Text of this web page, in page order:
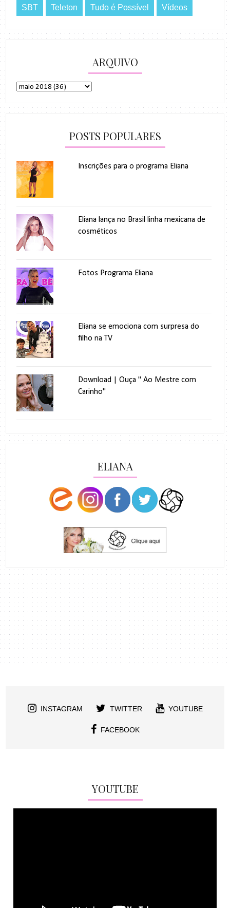
SBT Teleton Tudo é Possível Vídeos
ARQUIVO
POSTS POPULARES
Inscrições para o programa Eliana
Eliana lança no Brasil linha mexicana de
cosméticos
Fotos Programa Eliana
Eliana se emociona com surpresa do
filho na TV
Download | Ouça " Ao Mestre com
Carinho"
ELIANA
INSTAGRAM TWITTER YOUTUBE
FACEBOOK
YOUTUBE